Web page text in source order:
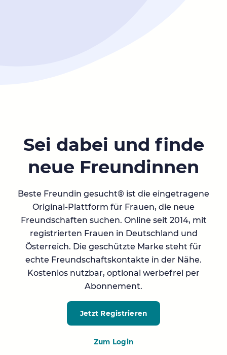
Sei dabei und finde
neue Freundinnen
Beste Freundin gesucht® ist die eingetragene
Original-Plattform für Frauen, die neue
Freundschaften suchen. Online seit 2014, mit
registrierten Frauen in Deutschland und
Österreich. Die geschützte Marke steht für
echte Freundschaftskontakte in der Nähe.
Kostenlos nutzbar, optional werbefrei per
Abonnement.
Jetzt Registrieren
Zum Login